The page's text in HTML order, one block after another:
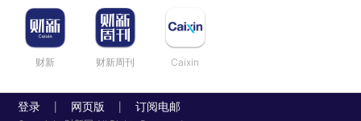
财新 财新周刊 Caixin
登录 网页版 订阅电邮